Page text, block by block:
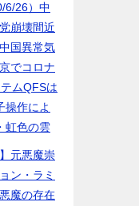
6/26）中
崩壊間近
国異常気
でコロナ
ムQFSは
操作によ
虹色の雲
】元悪魔崇
ン・ラミ
魔の存在